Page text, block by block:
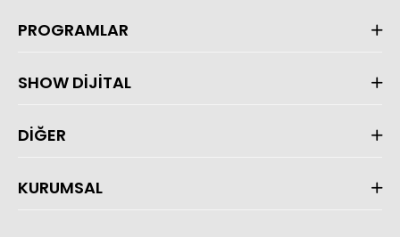
PROGRAMLAR
SHOW DİJİTAL
DİĞER
KURUMSAL